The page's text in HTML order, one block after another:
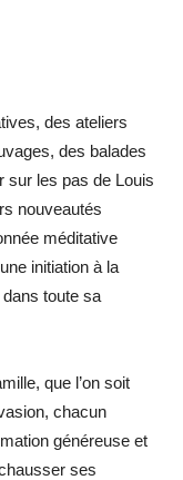
des ateliers
des balades
les pas de Louis
nouveautés
méditative
initiation à la
toute sa
que l’on soit
chacun
généreuse et
ses